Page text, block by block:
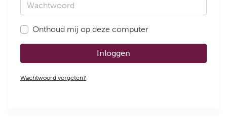
Onthoud mij op deze computer
Inloggen
Wachtwoord vergeten?